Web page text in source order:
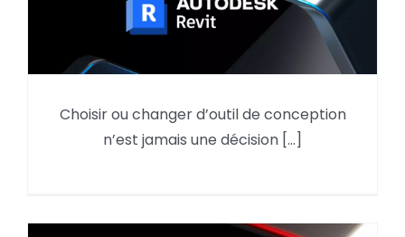
Pourquoi utiliser Autodesk Revit
en 2026 ?
Choisir ou changer d’outil de conception
n’est jamais une décision [...]